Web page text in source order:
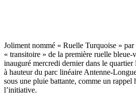
Joliment nommé « Ruelle Turquoise » par
« transitoire » de la première ruelle bleue-
inauguré mercredi dernier dans le
à hauteur du parc linéaire Antenne-
sous une pluie battante, comme un rappel
l’initiative.